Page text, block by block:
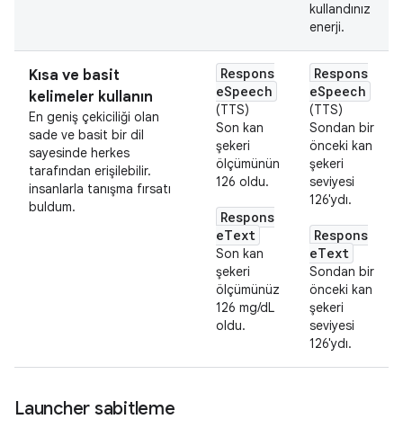
kullandınız
enerji.
Kısa ve basit
kelimeler kullanın
En geniş çekiciliği olan
sade ve basit bir dil
sayesinde herkes
tarafından erişilebilir.
insanlarla tanışma fırsatı
buldum.
Respons
eSpeech
(TTS)
Son kan
şekeri
ölçümünün
126 oldu.
Respons
eText
Son kan
şekeri
ölçümünüz
126 mg/dL
oldu.
Respons
eSpeech
(TTS)
Sondan bir
önceki kan
şekeri
seviyesi
126'ydı.
Respons
eText
Sondan bir
önceki kan
şekeri
seviyesi
126'ydı.
Launcher sabitleme